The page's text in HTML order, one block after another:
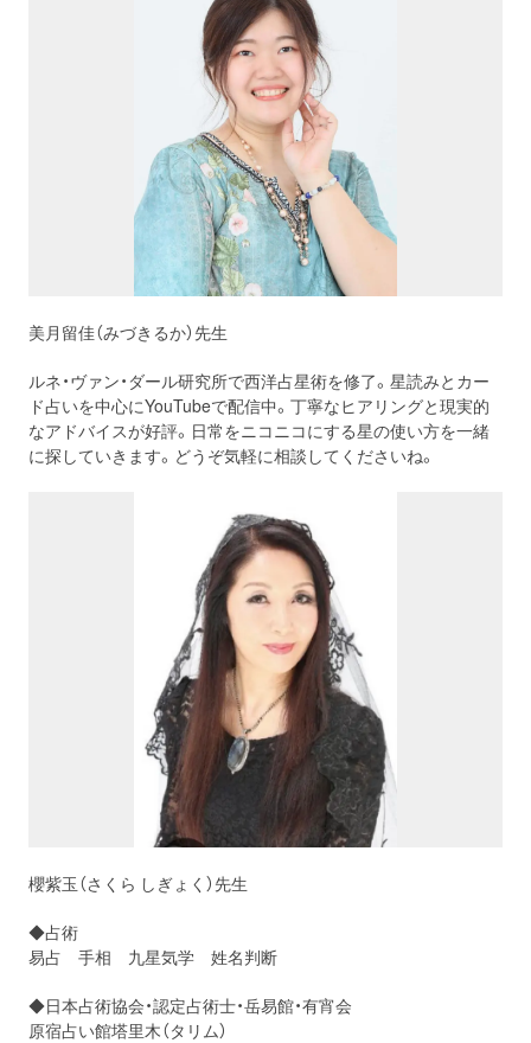
美月留佳（みづきるか）先生
ルネ・ヴァン・ダール研究所で西洋占星術を修了。星読みとカー
ド占いを中心にYouTubeで配信中。丁寧なヒアリングと現実的
なアドバイスが好評。日常をニコニコにする星の使い方を一緒
に探していきます。どうぞ気軽に相談してくださいね。
櫻紫玉（さくら しぎょく）先生
◆占術
易占 手相 九星気学 姓名判断
◆日本占術協会・認定占術士・岳易館・有宵会
原宿占い館塔里木（タリム）